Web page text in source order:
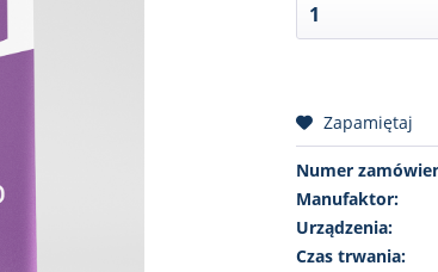
Zapamiętaj
Numer
Manufaktor:
Urządzenia:
Czas trwania: